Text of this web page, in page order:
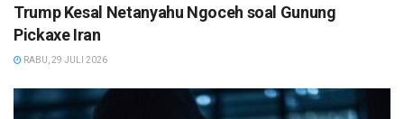
Trump Kesal Netanyahu Ngoceh soal Gunung
Pickaxe Iran
RABU, 29 JULI 2026